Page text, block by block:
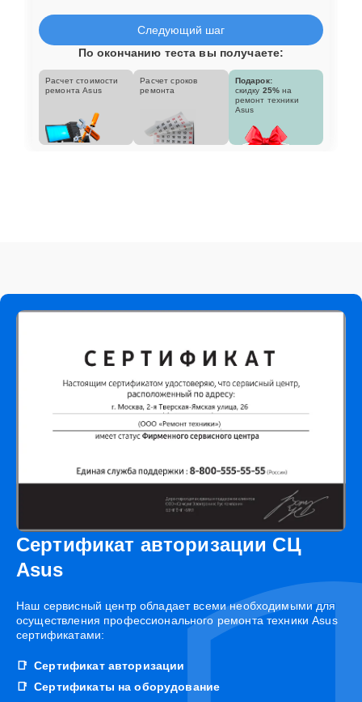
Следующий шаг
По окончанию теста вы получаете:
Расчет стоимости
ремонта Asus
Расчет сроков
ремонта
Подарок:
скидку 25% на
ремонт техники
Asus
Сертификат авторизации СЦ
Asus
Наш сервисный центр обладает всеми необходимыми для
осуществления профессионального ремонта техники Asus
сертификатами:
Сертификат авторизации
Сертификаты на оборудование